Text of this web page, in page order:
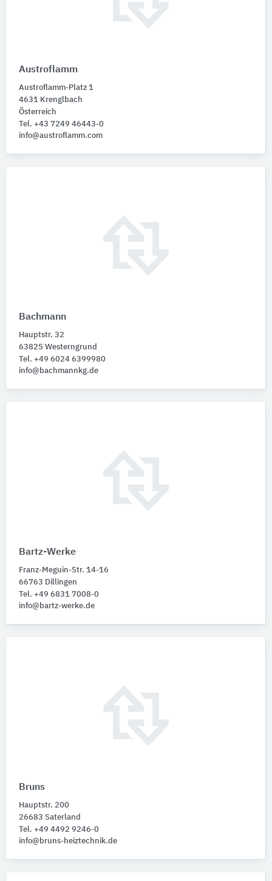
Austroflamm
Austroflamm-Platz 1
4631 Krenglbach
Österreich
Tel. +43 7249 46443-0
info@austroflamm.com
Bachmann
Hauptstr. 32
63825 Westerngrund
Tel. +49 6024 6399980
info@bachmannkg.de
Bartz-Werke
Franz-Meguin-Str. 14-16
66763 Dillingen
Tel. +49 6831 7008-0
info@bartz-werke.de
Bruns
Hauptstr. 200
26683 Saterland
Tel. +49 4492 9246-0
info@bruns-heiztechnik.de